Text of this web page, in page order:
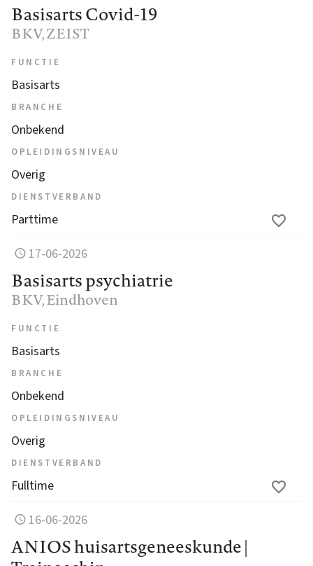
Basisarts Covid-19
BKV, ZEIST
FUNCTIE
Basisarts
BRANCHE
Onbekend
OPLEIDINGSNIVEAU
Overig
DIENSTVERBAND
Parttime
17-06-2026
Basisarts psychiatrie
BKV, Eindhoven
FUNCTIE
Basisarts
BRANCHE
Onbekend
OPLEIDINGSNIVEAU
Overig
DIENSTVERBAND
Fulltime
16-06-2026
ANIOS huisartsgeneeskunde |